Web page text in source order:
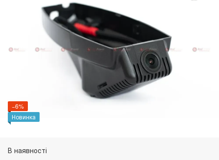
−6%
Новинка
В наявності